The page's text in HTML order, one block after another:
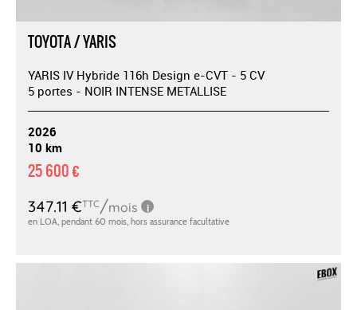
TOYOTA / YARIS
YARIS IV Hybride 116h Design e-CVT - 5 CV
5 portes - NOIR INTENSE METALLISE
2026
10 km
25 600 €